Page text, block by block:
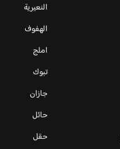
النعيرية
الهفوف
املج
تبوك
جازان
حائل
حقل